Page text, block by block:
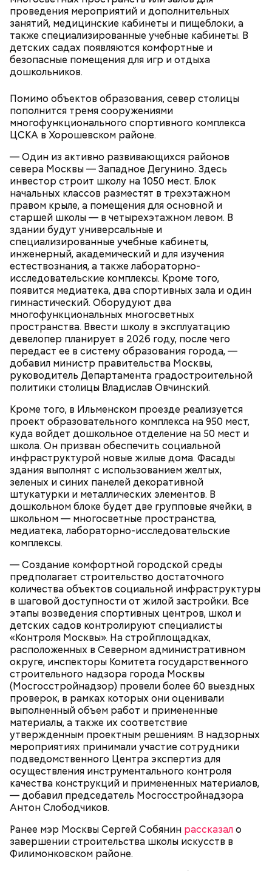
проведения мероприятий и дополнительных
занятий, медицинские кабинеты и пищеблоки, а
также специализированные учебные кабинеты. В
детских садах появляются комфортные и
безопасные помещения для игр и отдыха
дошкольников.
Помимо объектов образования, север столицы
пополнится тремя сооружениями
многофункционального спортивного комплекса
ЦСКА в Хорошевском районе.
— Один из активно развивающихся районов
севера Москвы — Западное Дегунино. Здесь
инвестор строит школу на 1050 мест. Блок
начальных классов разместят в трехэтажном
правом крыле, а помещения для основной и
старшей школы — в четырехэтажном левом. В
здании будут универсальные и
специализированные учебные кабинеты,
инженерный, академический и для изучения
естествознания, а также лабораторно-
исследовательские комплексы. Кроме того,
появится медиатека, два спортивных зала и один
гимнастический. Оборудуют два
многофункциональных многосветных
пространства. Ввести школу в эксплуатацию
девелопер планирует в 2026 году, после чего
передаст ее в систему образования города, —
добавил министр правительства Москвы,
руководитель Департамента градостроительной
политики столицы Владислав Овчинский.
Кроме того, в Ильменском проезде реализуется
проект образовательного комплекса на 950 мест,
куда войдет дошкольное отделение на 50 мест и
школа. Он призван обеспечить социальной
инфраструктурой новые жилые дома. Фасады
здания выполнят с использованием желтых,
зеленых и синих панелей декоративной
штукатурки и металлических элементов. В
дошкольном блоке будет две групповые ячейки, в
школьном — многосветные пространства,
медиатека, лабораторно-исследовательские
комплексы.
— Создание комфортной городской среды
предполагает строительство достаточного
количества объектов социальной инфраструктуры
в шаговой доступности от жилой застройки. Все
этапы возведения спортивных центров, школ и
детских садов контролируют специалисты
«Контроля Москвы». На стройплощадках,
расположенных в Северном административном
округе, инспекторы Комитета государственного
строительного надзора города Москвы
(Мосгосстройнадзор) провели более 60 выездных
проверок, в рамках которых они оценивали
выполненный объем работ и примененные
материалы, а также их соответствие
утвержденным проектным решениям. В надзорных
мероприятиях принимали участие сотрудники
подведомственного Центра экспертиз для
осуществления инструментального контроля
качества конструкций и примененных материалов,
— добавил председатель Мосгосстройнадзора
Антон Слободчиков.
Ранее мэр Москвы Сергей Собянин рассказало
завершении строительства школы искусств в
Филимонковском районе.
аварийные дома;
здания с высоким уровнем износа;
дома, построенные до 1960 года;
дома, за включение в программу которых
проголосовало большинство их жителей.
Как узнать, что здание включено в
программу реновации
На mos.ru:
зайти наmos.ru;
кликнуть нараздел«Московский стандарт
реновации» внизу главной страницы;
перейти в раздел «Карта программы»;
в нем отобразится карта города, на которой
отмечены все здания, включенные в
также можно набрать в поисковой строке
интересующий адрес.